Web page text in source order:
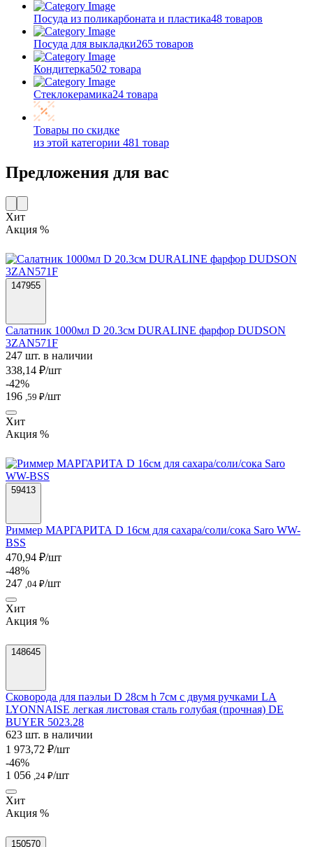
Посуда из поликарбоната и пластика48 товаров
Посуда для выкладки265 товаров
Кондитерка502 товара
Стеклокерамика24 товара
Товары по скидке
из этой категории 481 товар
Предложения для вас
Хит
Акция %
147955
Салатник 1000мл D 20.3см DURALINE фарфор DUDSON
3ZAN571F
247 шт. в наличии
338,14 ₽/шт
-42%
196 ,59 ₽/шт
Хит
Акция %
59413
Риммер МАРГАРИТА D 16см для сахара/соли/сока Saro WW-
BSS
470,94 ₽/шт
-48%
247 ,04 ₽/шт
Хит
Акция %
148645
Сковорода для паэльи D 28см h 7см с двумя ручками LA
LYONNAISE легкая листовая сталь голубая (прочная) DE
BUYER 5023.28
623 шт. в наличии
1 973,72 ₽/шт
-46%
1 056 ,24 ₽/шт
Хит
Акция %
150570